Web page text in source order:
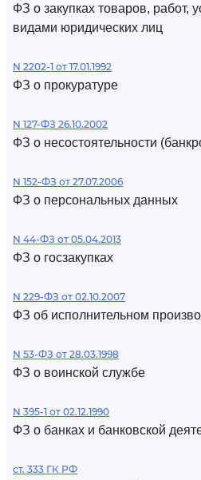
ФЗ о закупках товаров, работ,
видами юридических лиц
N 2202-1 от 17.01.1992
ФЗ о прокуратуре
N 127-ФЗ 26.10.2002
ФЗ о несостоятельности
N 152-ФЗ от 27.07.2006
ФЗ о персональных данных
N 44-ФЗ от 05.04.2013
ФЗ о госзакупках
N 229-ФЗ от 02.10.2007
ФЗ об исполнительном
N 53-ФЗ от 28.03.1998
ФЗ о воинской службе
N 395-1 от 02.12.1990
ФЗ о банках и банковской
ст. 333 ГК РФ